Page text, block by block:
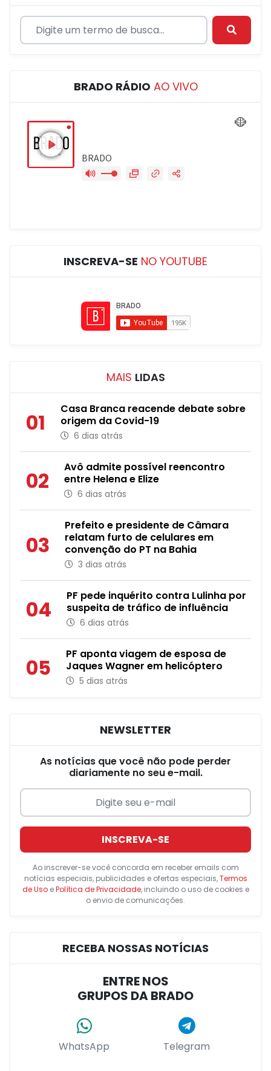
BRADO RÁDIO AO VIVO
INSCREVA-SE NO YOUTUBE
MAIS LIDAS
01
Casa Branca reacende debate sobre
origem da Covid-19
6 dias atrás
02
Avô admite possível reencontro
entre Helena e Elize
6 dias atrás
03
Prefeito e presidente de Câmara
relatam furto de celulares em
convenção do PT na Bahia
3 dias atrás
04
PF pede inquérito contra Lulinha por
suspeita de tráfico de influência
6 dias atrás
05
PF aponta viagem de esposa de
Jaques Wagner em helicóptero
5 dias atrás
NEWSLETTER
As notícias que você não pode perder
diariamente no seu e-mail.
INSCREVA-SE
Ao inscrever-se você concorda em receber emails com
notícias especiais, publicidades e ofertas especiais,Termos
de UsoePolítica de Privacidade, incluindo o uso de cookies e
o envio de comunicações.
RECEBA NOSSAS NOTÍCIAS
ENTRE NOS
GRUPOS DA BRADO
WhatsApp Telegram